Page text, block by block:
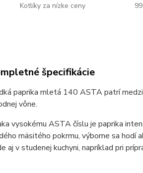
Kotlíky za nízke ceny
špecifikácie
paprika mletá 140 ASTA patrí
vône.
vysokému ASTA číslu je paprika
mäsitého pokrmu, výborne sa hodí
aj v studenej kuchyni, napríklad pri